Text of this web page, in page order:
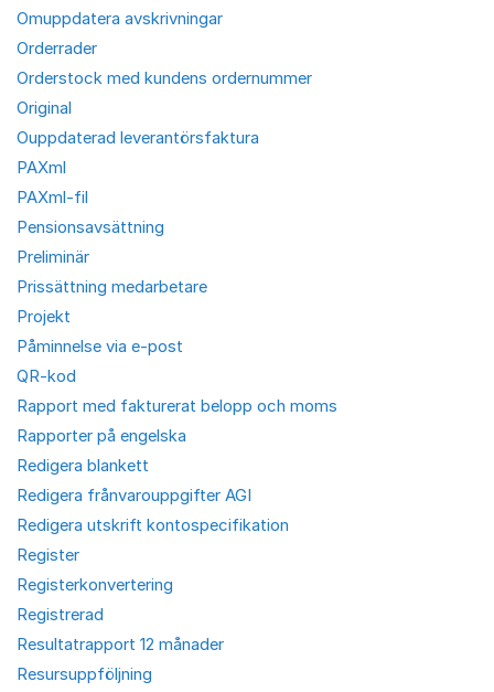
Omuppdatera avskrivningar
Orderrader
Orderstock med kundens ordernummer
Original
Ouppdaterad leverantörsfaktura
PAXml
PAXml-fil
Pensionsavsättning
Preliminär
Prissättning medarbetare
Projekt
Påminnelse via e-post
QR-kod
Rapport med fakturerat belopp och moms
Rapporter på engelska
Redigera blankett
Redigera frånvarouppgifter AGI
Redigera utskrift kontospecifikation
Register
Registerkonvertering
Registrerad
Resultatrapport 12 månader
Resursuppföljning